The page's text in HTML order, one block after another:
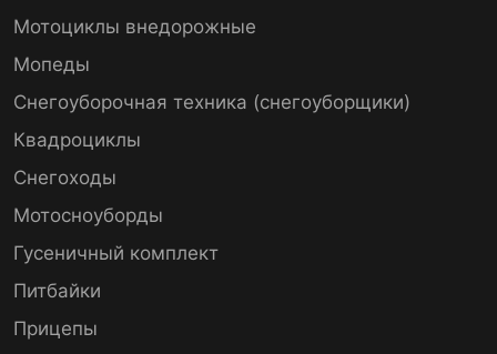
Мотоциклы внедорожные
Мопеды
Снегоуборочная техника (снегоуборщики)
Квадроциклы
Снегоходы
Мотосноуборды
Гусеничный комплект
Питбайки
Прицепы